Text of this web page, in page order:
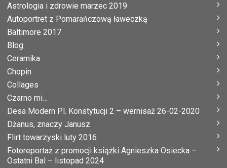
Astrologia i zdrowie marzec 2019
Autoportret z Pomarańczową ławeczką
Baltimore 2017
Blog
Ceramika
Chopin
Collages
Czarno mi…
Desa Modern Pl. Konstytucji 2 – wernisaż 26-02-2020
Dżanus, znaczy Janusz
Flirt towarzyski luty 2016
Fotoreportaż z promocji książki Agnieszka Osiecka –
Ostatni Bal – listopad 2024